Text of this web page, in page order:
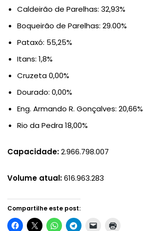
Caldeirão de Parelhas: 32,93%
Boqueirão de Parelhas: 29.00%
Pataxó: 55,25%
Itans: 1,8%
Cruzeta 0,00%
Dourado: 0,00%
Eng. Armando R. Gonçalves: 20,66%
Rio da Pedra 18,00%
Capacidade:2.966.798.007
Volume atual:616.963.283
Compartilhe este post: